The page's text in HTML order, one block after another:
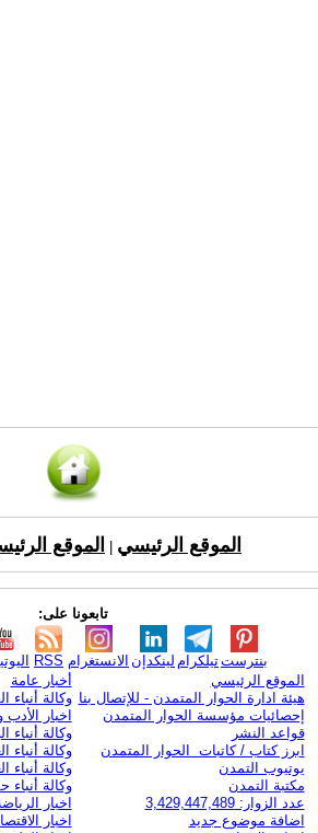
الموقع الرئيسي الموقع
تابعونا على:
RSS الانستغرام لينكدإن تيلكرامبنترست
الموقع الرئيسي
هيئة ادارة الحوار المتمدن - للإتصال بنا
إحصائيات مؤسسة الحوار المتمدن
قواعد النشر
ابرز كتاب / كاتبات الحوار المتمدن
يوتيوب التمدن
مكتبة التمدن
عدد الزوار: 3,429,447,489
اضافة موضوع جديد
أخبار عامة
وكالة أنباء
اخبار الأدب
وكالة أنباء
وكالة أنباء
وكالة أنباء
وكالة أنباء
اخبار
اخبار